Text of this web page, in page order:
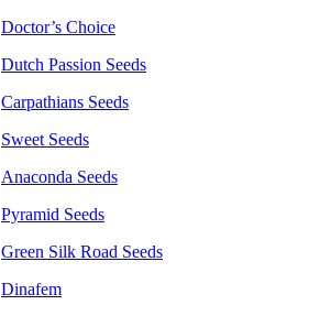
Doctor’s Choice
Dutch Passion Seeds
Carpathians Seeds
Sweet Seeds
Anaconda Seeds
Pyramid Seeds
Green Silk Road Seeds
Dinafem